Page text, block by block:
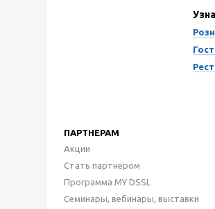
ПАРТНЕРАМ
Акции
Стать партнером
Программа MY DSSL
Семинары, вебинары, выставки